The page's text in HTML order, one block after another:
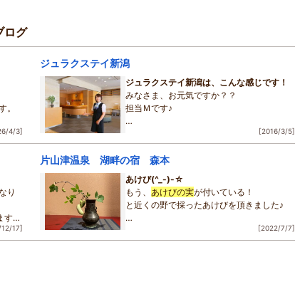
）
になりました。ありがとうございました。
ログ
。
が
4/3]
ジュラクステイ新潟
ジュラクステイ新潟は、こんな感じです！
みなさま、お元気ですか？？
担当Ｍです♪
今回は、ジュラクステイ新潟がどんな雰囲
気なのかを、
グーグルのインドアビューでご覧いただこ
…という趣向です。
おひまな時にでも、ふーん…てな感
[2016/3/5]
り
す。
肉
の
17]
片山津温泉 湖畔の宿 森本
あけび(^_-)-☆
もう、 あけびの実が付いている！
と近くの野で採ったあけびを頂きました♪
これから夏が訪れようとしているのに
早いですね・・・・。
[2022/7/7]